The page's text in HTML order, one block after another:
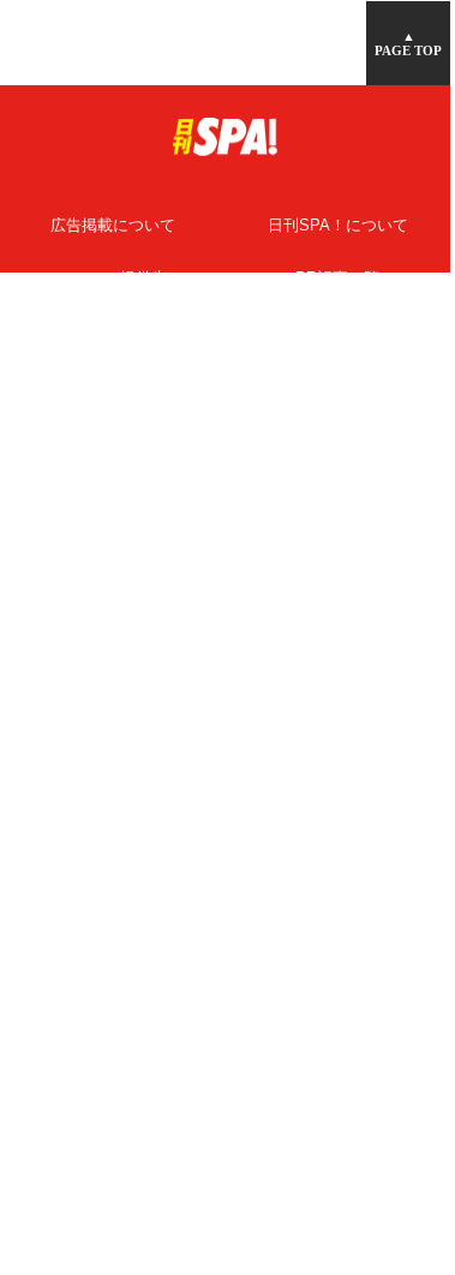
▲
PAGE TOP
広告掲載について 日刊SPA！について
ニュース提供先 PR記事一覧